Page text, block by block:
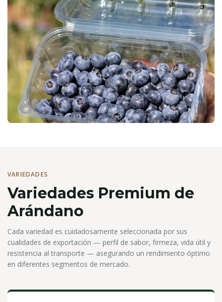
VARIEDADES
Variedades Premium de
Arándano
Cada variedad es cuidadosamente seleccionada por sus
cualidades de exportación — perfil de sabor, firmeza, vida útil y
resistencia al transporte — asegurando un rendimiento óptimo
en diferentes segmentos de mercado.